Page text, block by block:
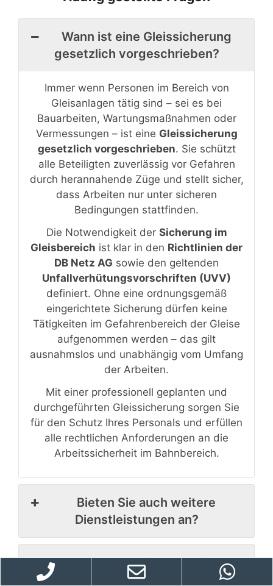
Wann ist eine Gleissicherung
gesetzlich vorgeschrieben?
Immer wenn Personen im Bereich von
Gleisanlagen tätig sind – sei es bei
Bauarbeiten, Wartungsmaßnahmen oder
Vermessungen – ist eine Gleissicherung
gesetzlich vorgeschrieben. Sie schützt
alle Beteiligten zuverlässig vor Gefahren
durch herannahende Züge und stellt sicher,
dass Arbeiten nur unter sicheren
Bedingungen stattfinden.
Die Notwendigkeit der Sicherung im
Gleisbereich ist klar in den Richtlinien der
DB Netz AG sowie den geltenden
Unfallverhütungsvorschriften (UVV)
definiert. Ohne eine ordnungsgemäß
eingerichtete Sicherung dürfen keine
Tätigkeiten im Gefahrenbereich der Gleise
aufgenommen werden – das gilt
ausnahmslos und unabhängig vom Umfang
der Arbeiten.
Mit einer professionell geplanten und
durchgeführten Gleissicherung sorgen Sie
für den Schutz Ihres Personals und erfüllen
alle rechtlichen Anforderungen an die
Arbeitssicherheit im Bahnbereich.
Bieten Sie auch weitere
Dienstleistungen an?
Wo sind eure Einsatzgebiete?